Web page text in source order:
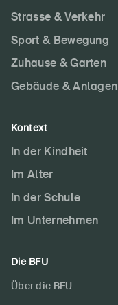
Strasse & Verkehr
Sport & Bewegung
Zuhause & Garten
Gebäude & Anlagen
Kontext
In der Kindheit
Im Alter
In der Schule
Im Unternehmen
Die BFU
Über die BFU